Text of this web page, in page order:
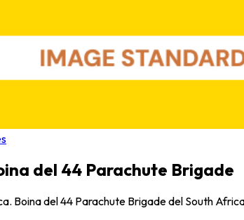
del 44 Parachute Brigade
Boina del 44 Parachute Brigade del South